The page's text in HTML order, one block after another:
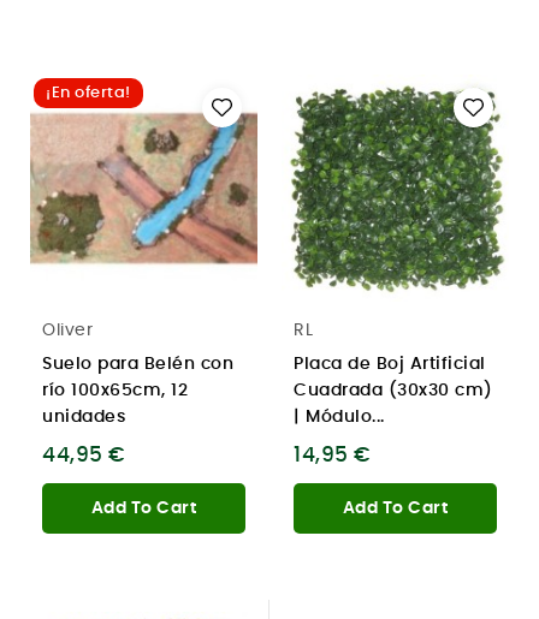
¡En oferta!
Oliver
Suelo para Belén con
río 100x65cm, 12
unidades
44,95 €
Add To Cart
RL
Placa de Boj Artificial
Cuadrada (30x30 cm)
| Módulo...
14,95 €
Add To Cart